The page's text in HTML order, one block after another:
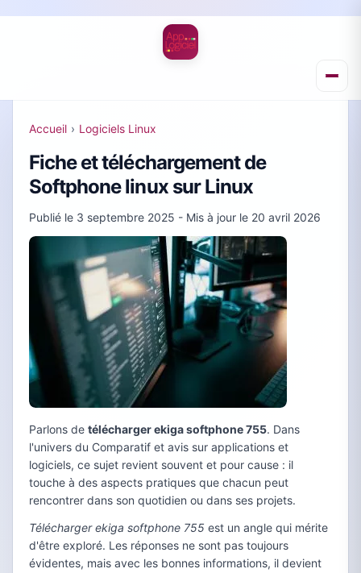
Accueil › Logiciels Linux
Fiche et téléchargement de
Softphone linux sur Linux
Publié le 3 septembre 2025 - Mis à jour le 20 avril 2026
Parlons de télécharger ekiga softphone 755. Dans
l'univers du Comparatif et avis sur applications et
logiciels, ce sujet revient souvent et pour cause : il
touche à des aspects pratiques que chacun peut
rencontrer dans son quotidien ou dans ses projets.
Télécharger ekiga softphone 755 est un angle qui mérite
d'être exploré. Les réponses ne sont pas toujours
évidentes, mais avec les bonnes informations, il devient